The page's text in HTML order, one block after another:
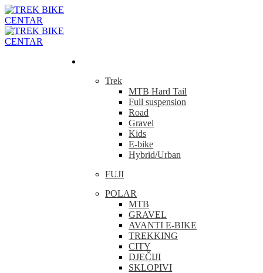
Trek
MTB Hard Tail
Full suspension
Road
Gravel
Kids
E-bike
Hybrid/Urban
FUJI
POLAR
MTB
GRAVEL
AVANTI E-BIKE
TREKKING
CITY
DJEČIJI
SKLOPIVI